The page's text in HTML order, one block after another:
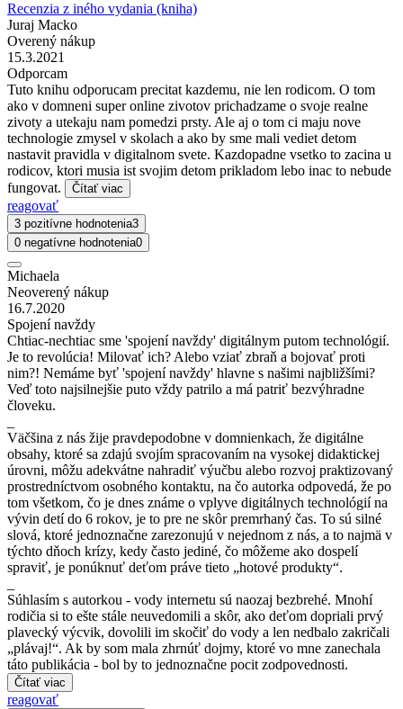
Recenzia z iného vydania (kniha)
Juraj Macko
Overený nákup
15.3.2021
Odporcam
Tuto knihu odporucam precitat kazdemu, nie len rodicom. O tom
ako v domneni super online zivotov prichadzame o svoje realne
zivoty a utekaju nam pomedzi prsty. Ale aj o tom ci maju nove
technologie zmysel v skolach a ako by sme mali vediet detom
nastavit pravidla v digitalnom svete. Kazdopadne vsetko to zacina u
rodicov, ktori musia ist svojim detom prikladom lebo inac to nebude
fungovat.
Čítať viac
reagovať
3 pozitívne hodnotenia3
0 negatívne hodnotenia0
Michaela
Neoverený nákup
16.7.2020
Spojení navždy
Chtiac-nechtiac sme 'spojení navždy' digitálnym putom technológií.
Je to revolúcia! Milovať ich? Alebo vziať zbraň a bojovať proti
nim?! Nemáme byť 'spojení navždy' hlavne s našimi najbližšími?
Veď toto najsilnejšie puto vždy patrilo a má patriť bezvýhradne
človeku.
Väčšina z nás žije pravdepodobne v domnienkach, že digitálne
obsahy, ktoré sa zdajú svojím spracovaním na vysokej didaktickej
úrovni, môžu adekvátne nahradiť výučbu alebo rozvoj praktizovaný
prostredníctvom osobného kontaktu, na čo autorka odpovedá, že po
tom všetkom, čo je dnes známe o vplyve digitálnych technológií na
vývin detí do 6 rokov, je to pre ne skôr premrhaný čas. To sú silné
slová, ktoré jednoznačne zarezonujú v nejednom z nás, a to najmä v
týchto dňoch krízy, kedy často jediné, čo môžeme ako dospelí
spraviť, je ponúknuť deťom práve tieto „hotové produkty“.
Súhlasím s autorkou - vody internetu sú naozaj bezbrehé. Mnohí
rodičia si to ešte stále neuvedomili a skôr, ako deťom dopriali prvý
plavecký výcvik, dovolili im skočiť do vody a len nedbalo zakričali
„plávaj!“. Ak by som mala zhrnúť dojmy, ktoré vo mne zanechala
táto publikácia - bol by to jednoznačne pocit zodpovednosti.
Čítať viac
reagovať